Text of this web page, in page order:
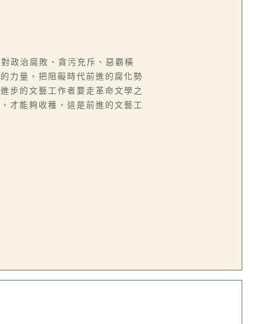
政治腐敗、貪污充斥、惡霸橫
力量，把阻礙時代前進的腐化勢
步的文藝工作者要走革命文學之
才能夠收穫，這是前進的文藝工